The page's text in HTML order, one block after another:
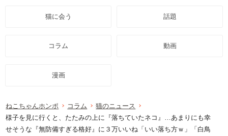
猫に会う 話題
コラム 動画
漫画
ねこちゃんホンポ コラム
猫のニュース
様子を見に行くと、たたみの上に『落ちていたネコ』…あまりにも幸
せそうな『無防備すぎる格好』に３万いいね「いい落ち方ｗ」「白鳥